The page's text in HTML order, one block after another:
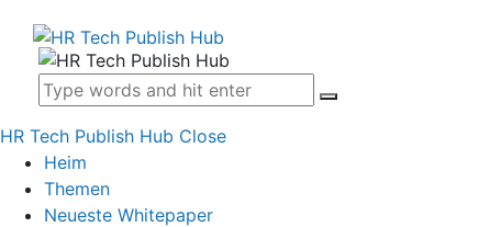
HR Tech Publish Hub Close
Heim
Themen
Neueste Whitepaper